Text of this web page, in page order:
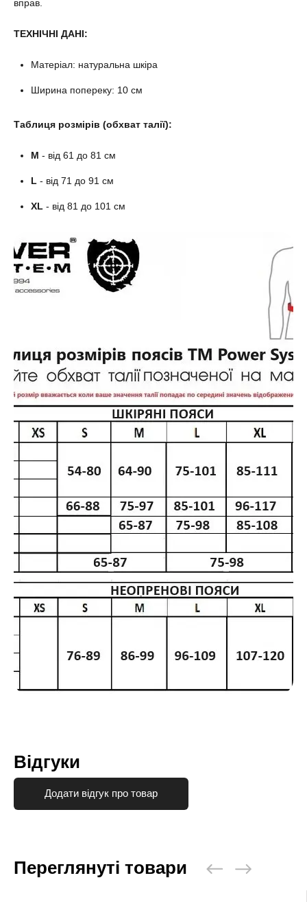
вправ.
ТЕХНІЧНІ ДАНІ:
Матеріал: натуральна шкіра
Ширина попереку: 10 см
Таблиця розмірів (обхват талії):
M - від 61 до 81 см
L - від 71 до 91 см
XL - від 81 до 101 см
Відгуки
Додати відгук про товар
Переглянуті товари